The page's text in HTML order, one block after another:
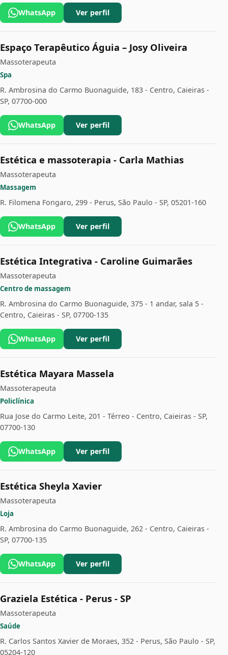
WhatsApp Ver perfil
Espaço Terapêutico Águia – Josy Oliveira
Massoterapeuta
Spa
R. Ambrosina do Carmo Buonaguide, 183 - Centro, Caieiras -
SP, 07700-000
WhatsApp Ver perfil
Estética e massoterapia - Carla Mathias
Massoterapeuta
Massagem
R. Filomena Fongaro, 299 - Perus, São Paulo - SP, 05201-160
WhatsApp Ver perfil
Estética Integrativa - Caroline Guimarães
Massoterapeuta
Centro de massagem
R. Ambrosina do Carmo Buonaguide, 375 - 1 andar, sala 5 -
Centro, Caieiras - SP, 07700-135
WhatsApp Ver perfil
Estética Mayara Massela
Massoterapeuta
Policlínica
Rua Jose do Carmo Leite, 201 - Térreo - Centro, Caieiras - SP,
07700-130
WhatsApp Ver perfil
Estética Sheyla Xavier
Massoterapeuta
Loja
R. Ambrosina do Carmo Buonaguide, 262 - Centro, Caieiras -
SP, 07700-135
WhatsApp Ver perfil
Graziela Estética - Perus - SP
Massoterapeuta
Saúde
R. Carlos Santos Xavier de Moraes, 352 - Perus, São Paulo - SP,
05204-120